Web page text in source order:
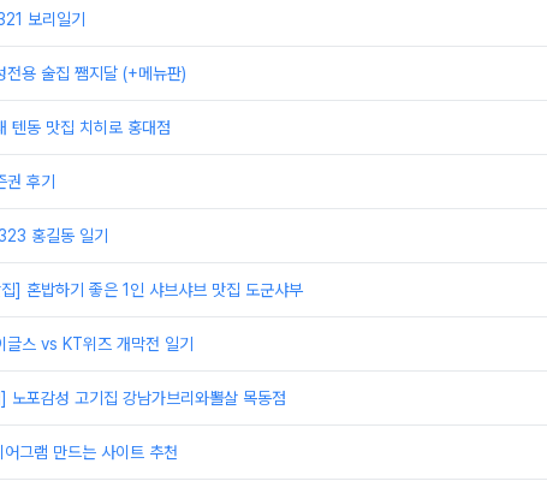
보리일기
전용 술집 쨈지달 (+메뉴판)
텐동 맛집 치히로 홍대점
후기
홍길동 일기
] 혼밥하기 좋은 1인 샤브샤브 맛집 도군샤부
스 vs KT위즈 개막전 일기
노포감성 고기집 강남가브리와뽈살 목동점
어그램 만드는 사이트 추천